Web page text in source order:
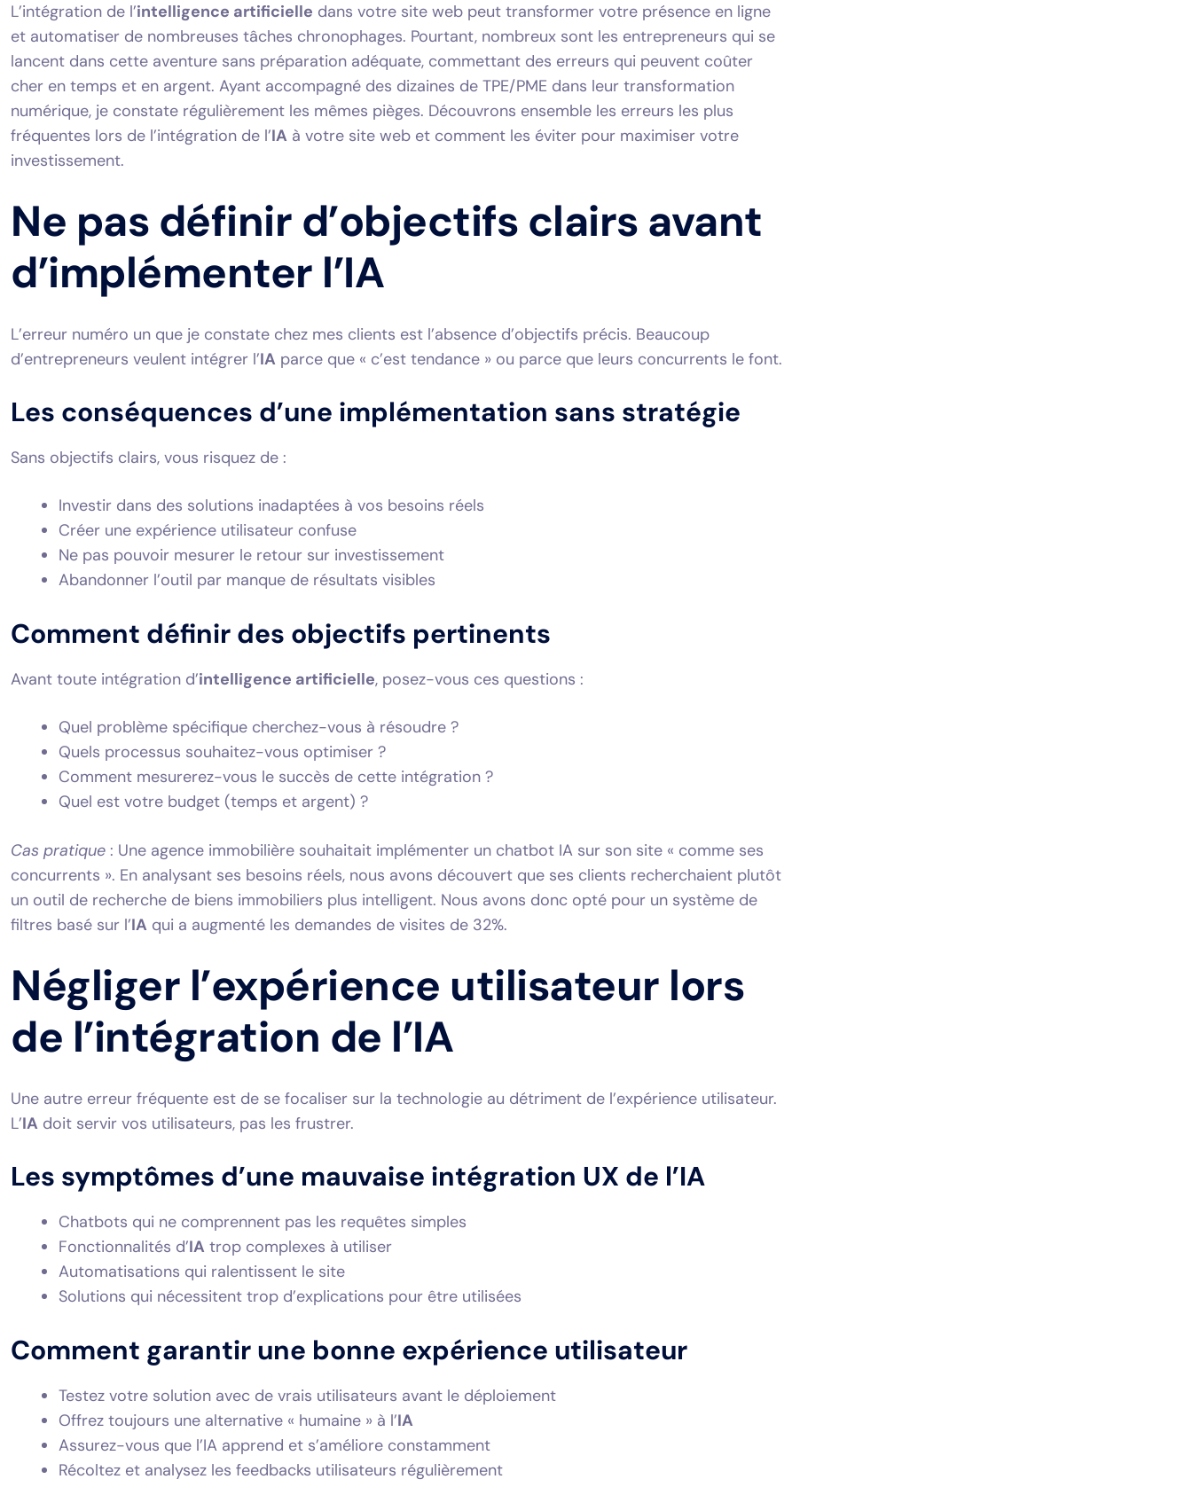
L’intégration de l’intelligence artificielle dans votre site web peut transformer votre présence en ligne
et automatiser de nombreuses tâches chronophages. Pourtant, nombreux sont les entrepreneurs qui se
lancent dans cette aventure sans préparation adéquate, commettant des erreurs qui peuvent coûter
cher en temps et en argent. Ayant accompagné des dizaines de TPE/PME dans leur transformation
numérique, je constate régulièrement les mêmes pièges. Découvrons ensemble les erreurs les plus
fréquentes lors de l’intégration de l’IA à votre site web et comment les éviter pour maximiser votre
investissement.
Ne pas définir d’objectifs clairs avant
d’implémenter l’IA
L’erreur numéro un que je constate chez mes clients est l’absence d’objectifs précis. Beaucoup
d’entrepreneurs veulent intégrer l’IA parce que « c’est tendance » ou parce que leurs concurrents le font.
Les conséquences d’une implémentation sans stratégie
Sans objectifs clairs, vous risquez de :
Investir dans des solutions inadaptées à vos besoins réels
Créer une expérience utilisateur confuse
Ne pas pouvoir mesurer le retour sur investissement
Abandonner l’outil par manque de résultats visibles
Comment définir des objectifs pertinents
Avant toute intégration d’intelligence artificielle, posez-vous ces questions :
Quel problème spécifique cherchez-vous à résoudre ?
Quels processus souhaitez-vous optimiser ?
Comment mesurerez-vous le succès de cette intégration ?
Quel est votre budget (temps et argent) ?
Cas pratique : Une agence immobilière souhaitait implémenter un chatbot IA sur son site « comme ses
concurrents ». En analysant ses besoins réels, nous avons découvert que ses clients recherchaient plutôt
un outil de recherche de biens immobiliers plus intelligent. Nous avons donc opté pour un système de
filtres basé sur l’IA qui a augmenté les demandes de visites de 32%.
Négliger l’expérience utilisateur lors
de l’intégration de l’IA
Une autre erreur fréquente est de se focaliser sur la technologie au détriment de l’expérience utilisateur.
L’IA doit servir vos utilisateurs, pas les frustrer.
Les symptômes d’une mauvaise intégration UX de l’IA
Chatbots qui ne comprennent pas les requêtes simples
Fonctionnalités d’IA trop complexes à utiliser
Automatisations qui ralentissent le site
Solutions qui nécessitent trop d’explications pour être utilisées
Comment garantir une bonne expérience utilisateur
Testez votre solution avec de vrais utilisateurs avant le déploiement
Offrez toujours une alternative « humaine » à l’IA
Assurez-vous que l’IA apprend et s’améliore constamment
Récoltez et analysez les feedbacks utilisateurs régulièrement